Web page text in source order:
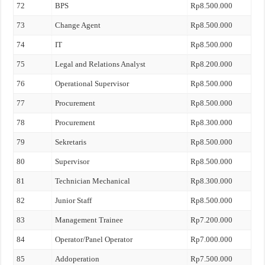
72 BPS Rp8.500.000
73 Change Agent Rp8.500.000
74 IT Rp8.500.000
75 Legal and Relations Analyst Rp8.200.000
76 Operational Supervisor Rp8.500.000
77 Procurement Rp8.500.000
78 Procurement Rp8.300.000
79 Sekretaris Rp8.500.000
80 Supervisor Rp8.500.000
81 Technician Mechanical Rp8.300.000
82 Junior Staff Rp8.500.000
83 Management Trainee Rp7.200.000
84 Operator/Panel Operator Rp7.000.000
85 Addoperation Rp7.500.000